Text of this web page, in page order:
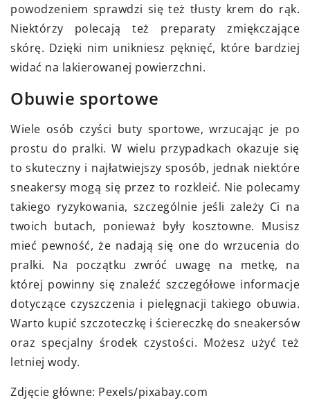
powodzeniem sprawdzi się też tłusty krem do rąk.
Niektórzy polecają też preparaty zmiękczające
skórę. Dzięki nim unikniesz pęknięć, które bardziej
widać na lakierowanej powierzchni.
Obuwie sportowe
Wiele osób czyści buty sportowe, wrzucając je po
prostu do pralki. W wielu przypadkach okazuje się
to skuteczny i najłatwiejszy sposób, jednak niektóre
sneakersy mogą się przez to rozkleić. Nie polecamy
takiego ryzykowania, szczególnie jeśli zależy Ci na
twoich butach, ponieważ były kosztowne. Musisz
mieć pewność, że nadają się one do wrzucenia do
pralki. Na początku zwróć uwagę na metkę, na
której powinny się znaleźć szczegółowe informacje
dotyczące czyszczenia i pielęgnacji takiego obuwia.
Warto kupić szczoteczkę i ściereczkę do sneakersów
oraz specjalny środek czystości. Możesz użyć też
letniej wody.
Zdjęcie główne: Pexels/pixabay.com